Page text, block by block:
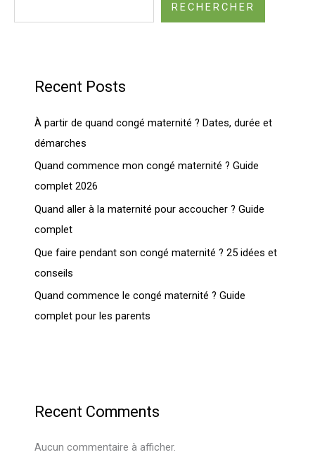
RECHERCHER
Recent Posts
À partir de quand congé maternité ? Dates, durée et
démarches
Quand commence mon congé maternité ? Guide
complet 2026
Quand aller à la maternité pour accoucher ? Guide
complet
Que faire pendant son congé maternité ? 25 idées et
conseils
Quand commence le congé maternité ? Guide
complet pour les parents
Recent Comments
Aucun commentaire à afficher.